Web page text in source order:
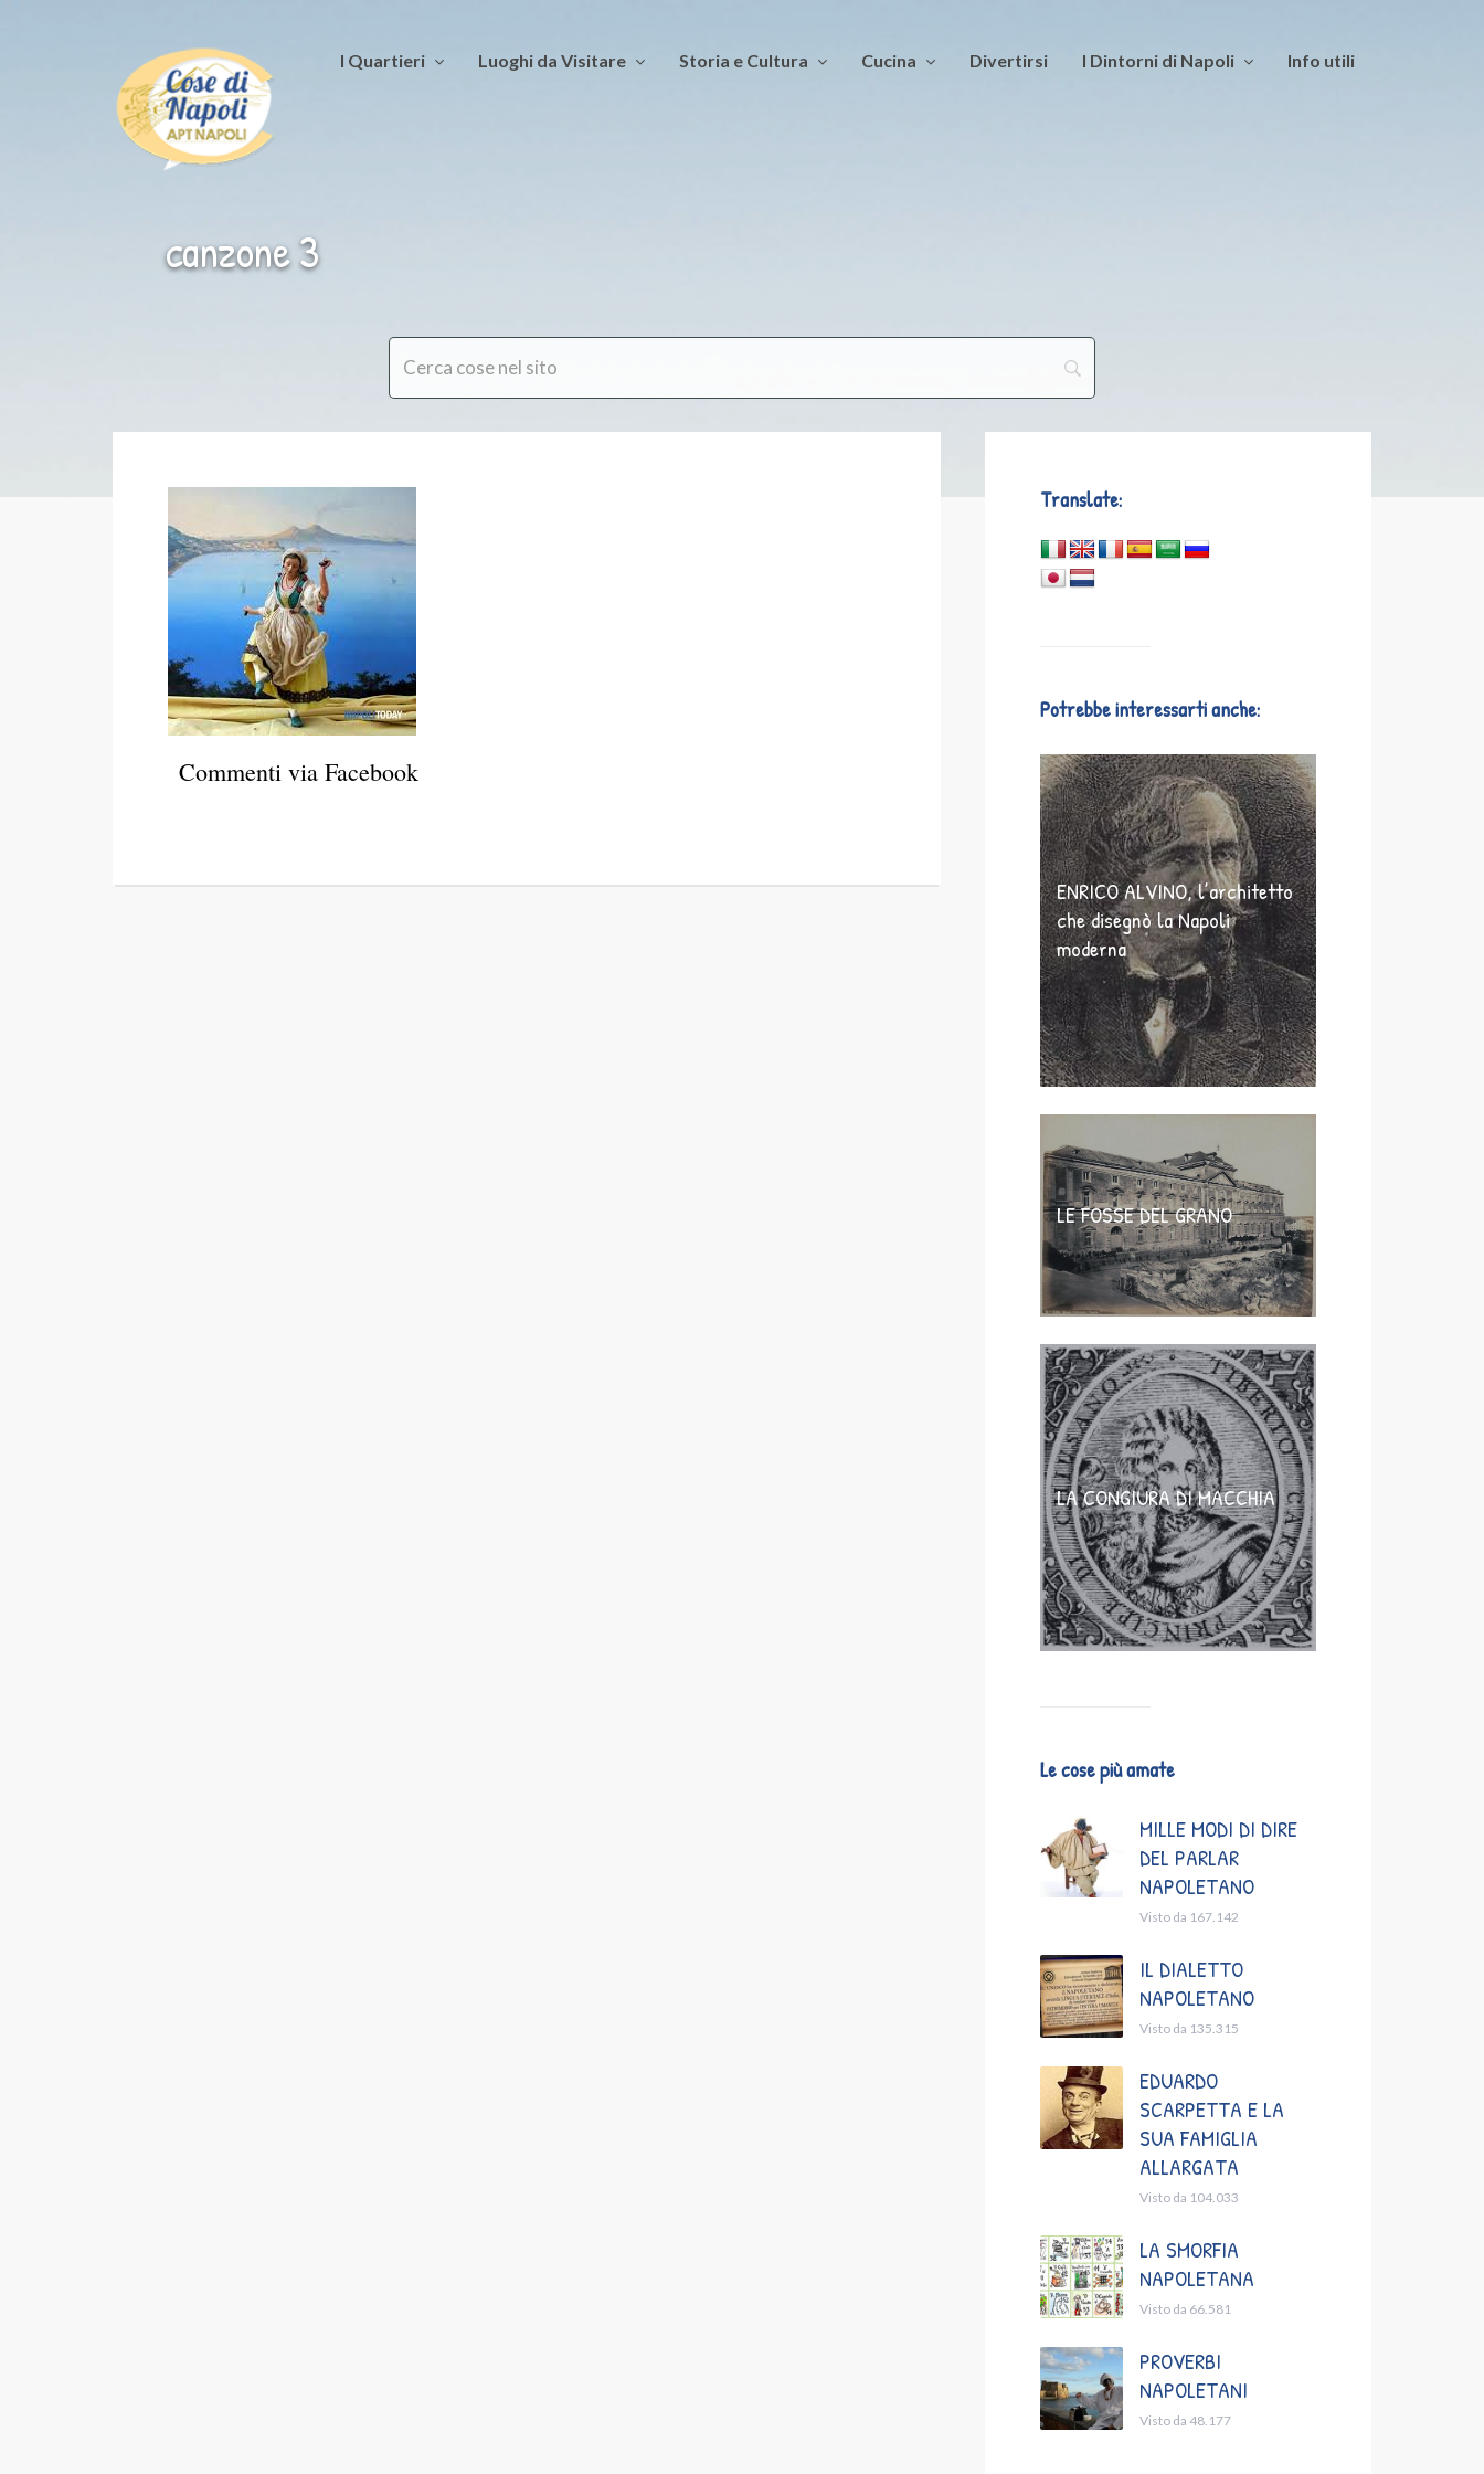
I Quartieri Luoghi da Visitare Storia e Cultura Cucina Divertirsi I Dintorni di Napoli Info utili
canzone 3
Commenti via Facebook
Translate:
Potrebbe interessarti anche:
ENRICO ALVINO, l’architetto
che disegnò la Napoli
moderna
LE FOSSE DEL GRANO
LA CONGIURA DI MACCHIA
Le cose più amate
MILLE MODI DI DIRE
DEL PARLAR
NAPOLETANO
Visto da 167.142
IL DIALETTO
NAPOLETANO
Visto da 135.315
EDUARDO
SCARPETTA E LA
SUA FAMIGLIA
ALLARGATA
Visto da 104.033
LA SMORFIA
NAPOLETANA
Visto da 66.581
PROVERBI
NAPOLETANI
Visto da 48.177